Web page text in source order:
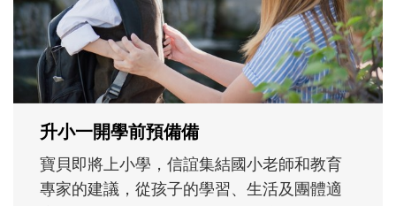
次「前所未有」的體驗中，跟著孩子一起長
大。從給予安全感的肢體遊戲，到獨立自
主、角色認同及解決問題的能力養成。爸爸
正嘗試用不同的模樣，參與孩子每個重要的